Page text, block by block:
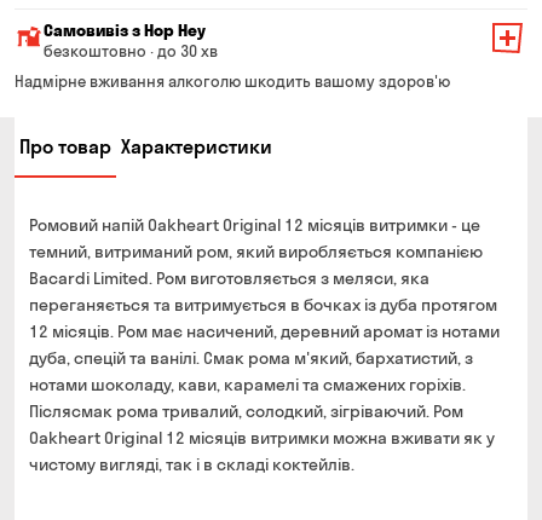
Мінімальна сума всього замовлення — 200 грн
Вартість доставки залежить від суми всього замовлення:
Від 200 до 299 грн
Від 400 до 699 грн
Від 700 грн
Термін доставки — до 90 хвилин
*на час доставки можуть впливати повітряні тривоги
Оплата:
готівкою кур'єру
банківською картою на сайті
Самовивіз з Hop Hey
безкоштовно · до 30 хв
Мінімальна сума всього замовлення — 250 грн
Можете без черги забрати з магазину в зручний для
Вас час
готівкою в магазині
банківською картою на сайті та в магазині
Надмірне вживання алкоголю шкодить вашому здоров'ю
Про товар Характеристики
Ромовий напій Oakheart Original 12 місяців витримки - це
темний, витриманий ром, який виробляється компанією
Bacardi Limited. Ром виготовляється з меляси, яка
переганяється та витримується в бочках із дуба протягом
12 місяців. Ром має насичений, деревний аромат із нотами
дуба, спецій та ванілі. Смак рома м'який, бархатистий, з
нотами шоколаду, кави, карамелі та смажених горіхів.
Післясмак рома тривалий, солодкий, зігріваючий. Ром
Oakheart Original 12 місяців витримки можна вживати як у
чистому вигляді, так і в складі коктейлів.